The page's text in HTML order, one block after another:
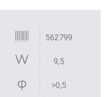
562799
9,5
>0,5